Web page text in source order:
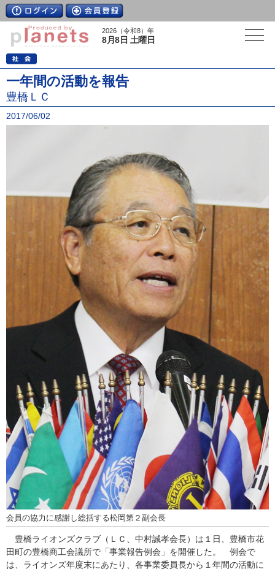
2026（令和8）年
8月8日 土曜日
一年間の活動を報告
豊橋ＬＣ
2017/06/02
会員の協力に感謝し総括する松岡第２副会長
豊橋ライオンズクラブ（ＬＣ、中村誠孝会長）は１日、豊橋市花
田町の豊橋商工会議所で「事業報告例会」を開催した。 例会で
は、ライオンズ年度末にあたり、各事業委員長から１年間の活動に